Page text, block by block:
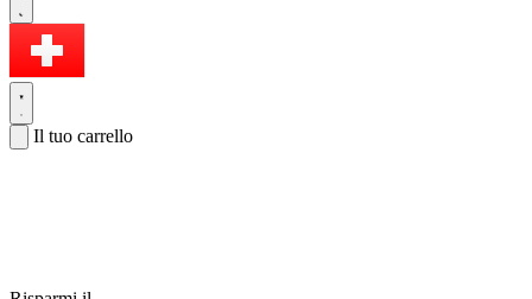
Il tuo carrello